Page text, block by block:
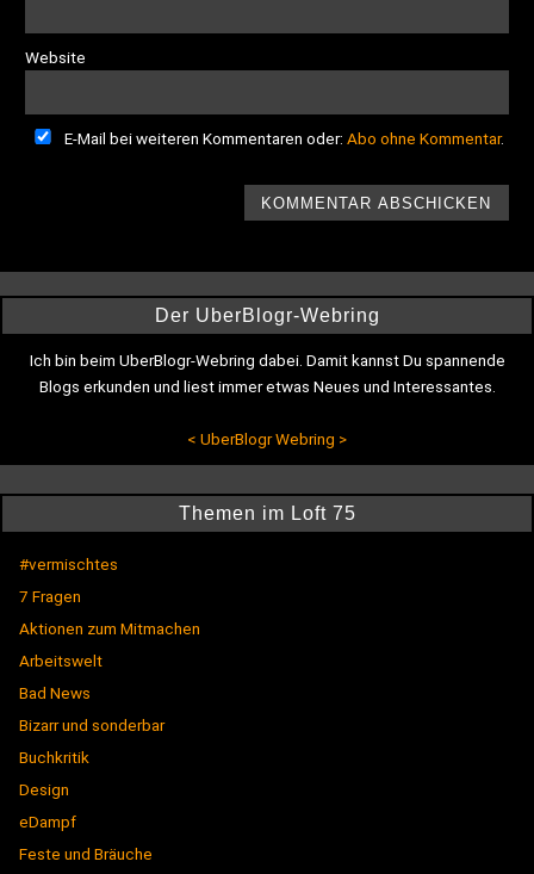
Website
E-Mail bei weiteren Kommentaren oder:Abo ohne Kommentar.
Der UberBlogr-Webring
Ich bin beim UberBlogr-Webring dabei. Damit kannst Du spannende
Blogs erkunden und liest immer etwas Neues und Interessantes.
< UberBlogr Webring >
Themen im Loft 75
#vermischtes
7 Fragen
Aktionen zum Mitmachen
Arbeitswelt
Bad News
Bizarr und sonderbar
Buchkritik
Design
eDampf
Feste und Bräuche